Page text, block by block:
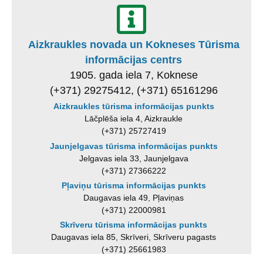
Aizkraukles novada un Kokneses Tūrisma
informācijas centrs
1905. gada iela 7, Koknese
(+371) 29275412, (+371) 65161296
Aizkraukles tūrisma informācijas punkts
Lāčplēša iela 4, Aizkraukle
(+371) 25727419
Jaunjelgavas tūrisma informācijas punkts
Jelgavas iela 33, Jaunjelgava
(+371) 27366222
Pļaviņu tūrisma informācijas punkts
Daugavas iela 49, Pļaviņas
(+371) 22000981
Skrīveru tūrisma informācijas punkts
Daugavas iela 85, Skrīveri, Skrīveru pagasts
(+371) 25661983